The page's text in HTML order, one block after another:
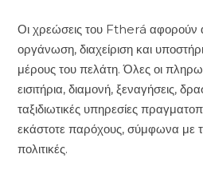
Οι χρεώσεις του Ftherá αφορούν
οργάνωση, διαχείριση και
μέρους του πελάτη. Όλες οι
εισιτήρια, διαμονή, ξεναγήσεις,
ταξιδιωτικές υπηρεσίες
εκάστοτε παρόχους, σύμφωνα με
πολιτικές.